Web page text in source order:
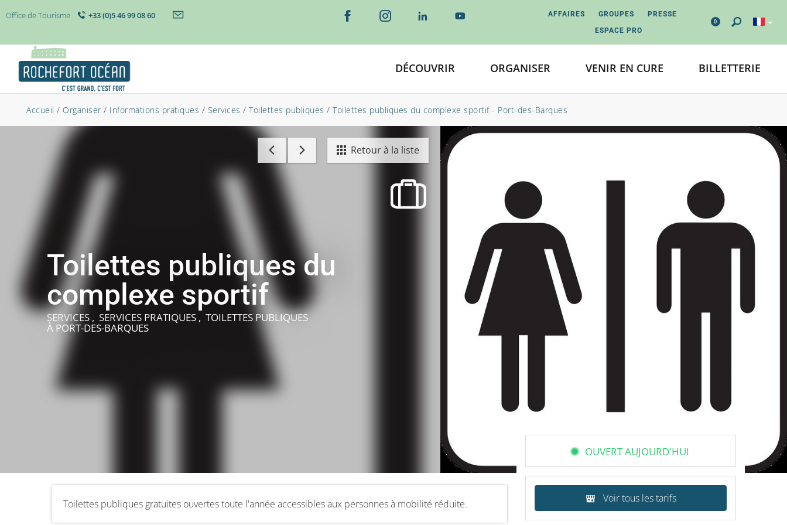
Office de Tourisme +33 (0)5 46 99 08 60 AFFAIRES GROUPES
PRESSE
ESPACE PRO
0
DÉCOUVRIR ORGANISER VENIR EN CURE BILLETTERIE
Accueil / Organiser / Informations pratiques / Services / Toilettes publiques / Toilettes publiques du complexe sportif - Port-des-Barques
Retour à la liste
Toilettes publiques du
complexe sportif
SERVICES , SERVICES PRATIQUES , TOILETTES PUBLIQUES
À PORT-DES-BARQUES
Toilettes publiques gratuites ouvertes toute l'année accessibles aux personnes à mobilité réduite.
OUVERT AUJOURD'HUI
Voir tous les tarifs